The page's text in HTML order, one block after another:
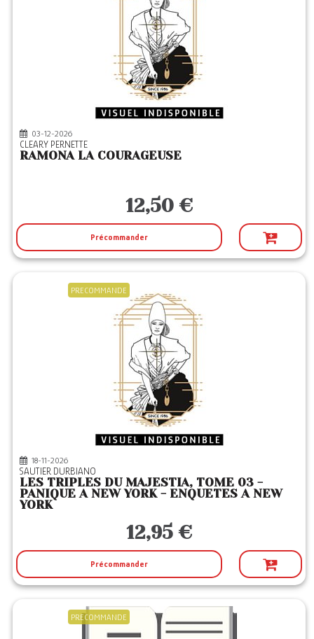
03-12-2026
CLEARY PERNETTE
RAMONA LA COURAGEUSE
12,50 €
Précommander
PRECOMMANDE
18-11-2026
SAUTIER DURBIANO
LES TRIPLES DU MAJESTIA, TOME 03 -
PANIQUE A NEW YORK - ENQUETES A NEW
YORK
12,95 €
Précommander
PRECOMMANDE